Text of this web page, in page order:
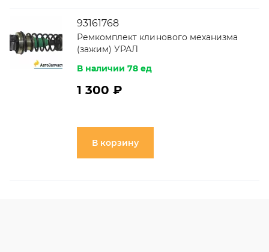
93161768
Ремкомплект клинового механизма
(зажим) УРАЛ
В наличии 78 ед
1 300 ₽
В корзину